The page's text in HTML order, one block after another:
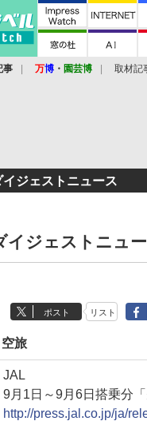
事 万博 ・ 園芸博 取材記
イジェストニュース
イジェストニュ
ポスト リスト
空旅
JAL
9月1日～9月6日搭乗分
http://press.jal.co.jp/ja/